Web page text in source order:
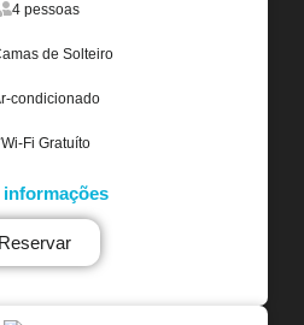
4 pessoas
de Solteiro
condicionado
Wi-Fi Gratuíto
informações
Reservar